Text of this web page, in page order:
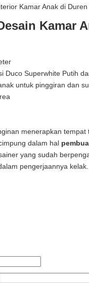
Kamar Anak di
Kamar
Duco Superwhite Putih
untuk pinggiran dan
menerapkan
dalam hal
yang sudah
pengerjaannya